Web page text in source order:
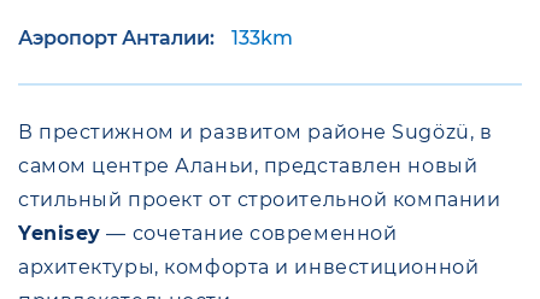
Аэропорт Анталии: 133km
В престижном и развитом районе Sugözü, в
самом центре Аланьи, представлен новый
стильный проект от строительной компании
Yenisey — сочетание современной
архитектуры, комфорта и инвестиционной